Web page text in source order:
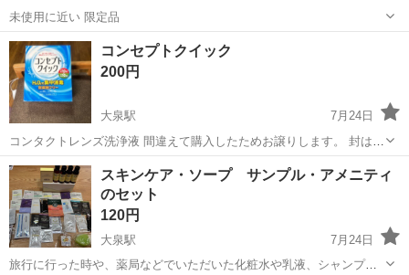
未使用に近い 限定品
富山 富山市 東新庄駅 香水
コンセプトクイック
200円
大泉駅
7月24日
コンタクトレンズ洗浄液 間違えて購入したためお譲りします。 封は開
けてありますが未使用です。 消毒液の方1回のみ使用。
富山 富山市 大泉駅 クイック
スキンケア・ソープ サンプル・アメニティ
のセット
120円
大泉駅
7月24日
旅行に行った時や、薬局などでいただいた化粧水や乳液、シャンプー